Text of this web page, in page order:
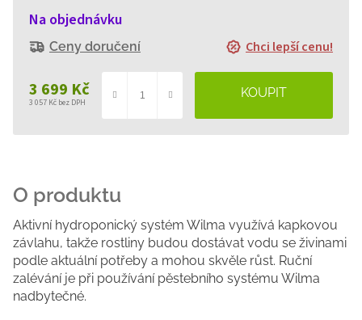
3 699 Kč
3 057 Kč bez DPH
cena:
Na objednávku
Ceny doručení Chci lepší cenu!
Aktivní hydroponický systém Wilma využívá kapkovou
závlahu, takže rostliny budou dostávat vodu se živinami
podle aktuální potřeby a mohou skvěle růst. Ruční
zalévání je při používání pěstebního systému Wilma
nadbytečné.